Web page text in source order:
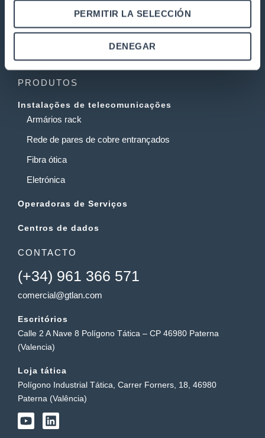
PERMITIR LA SELECCIÓN
DENEGAR
Garantia e devoluções
PRODUTOS
Instalações de telecomunicações
Armários rack
Rede de pares de cobre entrançados
Fibra ótica
Eletrónica
Operadoras de Serviços
Centros de dados
CONTACTO
(+34) 961 366 571
comercial@gtlan.com
Escritórios
Calle 2 A Nave 8 Polígono Tática – CP 46980 Paterna
(Valencia)
Loja tática
Polígono Industrial Tática, Carrer Forners, 18, 46980
Paterna (Valência)
Y
o
L
i